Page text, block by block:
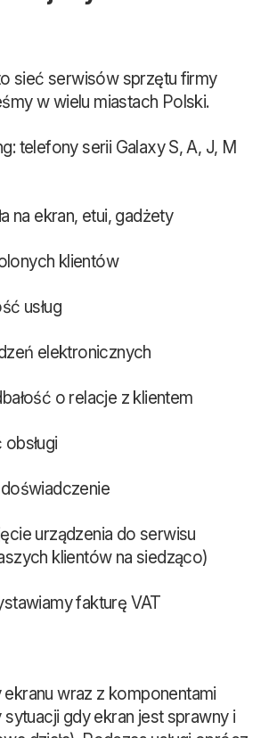
sieć serwisów sprzętu firmy
w wielu miastach Polski.
telefony serii Galaxy S, A, J, M
na ekran, etui, gadżety
klientów
usług
elektronicznych
o relacje z klientem
urządzenia do serwisu
klientów na siedząco)
fakturę VAT
wraz z komponentami
sytuacji gdy ekran jest sprawny i